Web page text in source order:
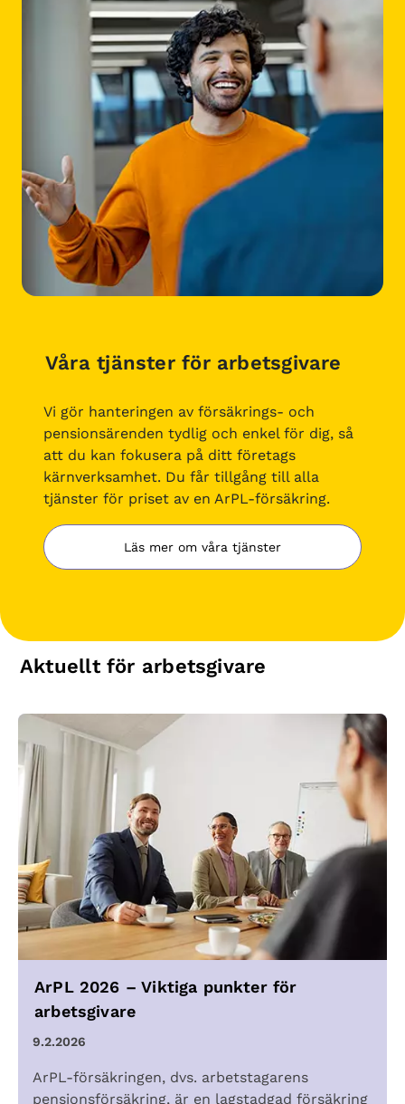
Våra tjänster för arbetsgivare
Vi gör hanteringen av försäkrings- och
pensionsärenden tydlig och enkel för dig, så
att du kan fokusera på ditt företags
kärnverksamhet. Du får tillgång till alla
tjänster för priset av en ArPL-försäkring.
Läs mer om våra tjänster
Aktuellt för arbetsgivare
ArPL 2026 – Viktiga punkter för
arbetsgivare
9.2.2026
ArPL-försäkringen, dvs. arbetstagarens
pensionsförsäkring, är en lagstadgad försäkring